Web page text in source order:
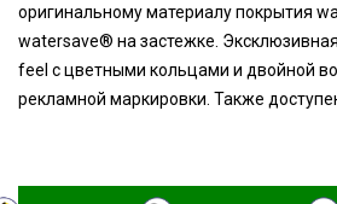
оригинальному материалу покрытия
watersave® на застежке.
feel с цветными кольцами и двойной
рекламной маркировки. Также